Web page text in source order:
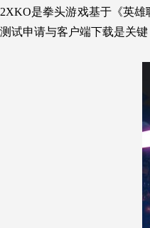
2XKO是拳头游戏基于《英
测试申请与客户端下载是关键